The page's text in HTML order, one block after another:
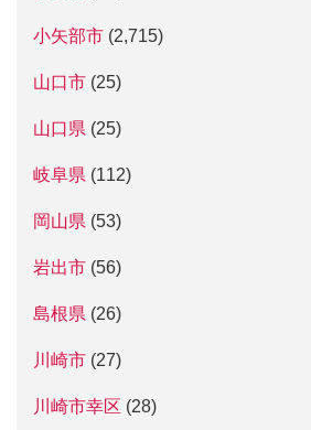
小矢部市 (2,715)
山口市 (25)
山口県 (25)
岐阜県 (112)
岡山県 (53)
岩出市 (56)
島根県 (26)
川崎市 (27)
川崎市幸区 (28)